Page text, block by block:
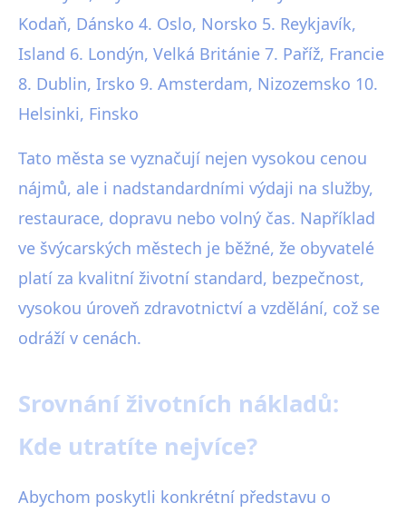
Kodaň, Dánsko 4. Oslo, Norsko 5. Reykjavík,
Island 6. Londýn, Velká Británie 7. Paříž, Francie
8. Dublin, Irsko 9. Amsterdam, Nizozemsko 10.
Helsinki, Finsko
Tato města se vyznačují nejen vysokou cenou
nájmů, ale i nadstandardními výdaji na služby,
restaurace, dopravu nebo volný čas. Například
ve švýcarských městech je běžné, že obyvatelé
platí za kvalitní životní standard, bezpečnost,
vysokou úroveň zdravotnictví a vzdělání, což se
odráží v cenách.
Srovnání životních nákladů:
Kde utratíte nejvíce?
Abychom poskytli konkrétní představu o